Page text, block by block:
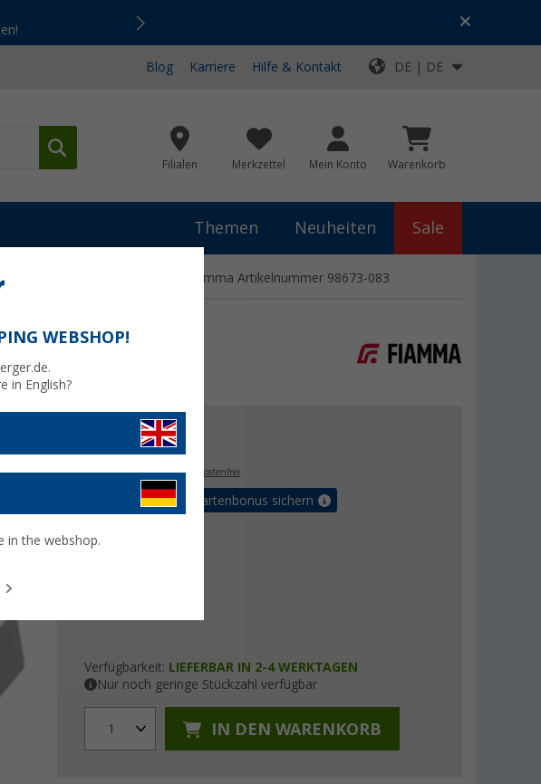
Top-Deals für dein Abenteuer!
Blog Karriere Hilfe & Kontakt DE | DE
Filialen Merkzettel Mein Konto Warenkorb
Themen Neuheiten Sale
D48 links für F45S Fiamma Artikelnummer 98673-083
56,- €
Preise inkl. MwSt.,versandkostenfrei
Bis zu 5% Vorteilskartenbonus sichern
Verfügbarkeit: LIEFERBAR IN 2-4 WERKTAGEN
Nur noch geringe Stückzahl verfügbar
1 IN DEN WARENKORB
WEBSHOP!
in English?
in the webshop.